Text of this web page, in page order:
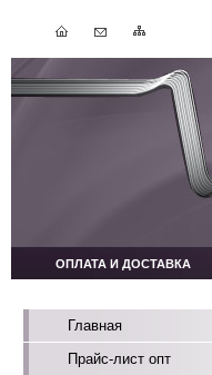
ОПЛАТА И ДОСТАВКА
Главная
Прайс-лист опт